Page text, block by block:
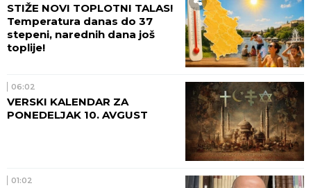
STIŽE NOVI TOPLOTNI TALAS!
Temperatura danas do 37
stepeni, narednih dana još
toplije!
06:02
VERSKI KALENDAR ZA
PONEDELJAK 10. AVGUST
01:02